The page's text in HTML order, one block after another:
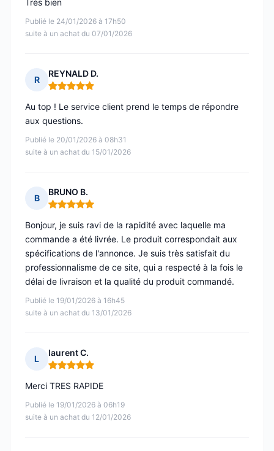
Publié le 24/01/2026 à 17h50
suite à un achat du 07/01/2026
Très bien
R
REYNALD D.
Note : 5 sur 5
Publié le 20/01/2026 à 08h31
suite à un achat du 15/01/2026
Au top ! Le service client prend le temps de répondre
aux questions.
B
BRUNO B.
Note : 5 sur 5
Publié le 19/01/2026 à 16h45
suite à un achat du 13/01/2026
Bonjour, je suis ravi de la rapidité avec laquelle ma
commande a été livrée. Le produit correspondait aux
spécifications de l'annonce. Je suis très satisfait du
professionnalisme de ce site, qui a respecté à la fois le
délai de livraison et la qualité du produit commandé.
L
laurent C.
Note : 5 sur 5
Publié le 19/01/2026 à 06h19
suite à un achat du 12/01/2026
Merci TRES RAPIDE